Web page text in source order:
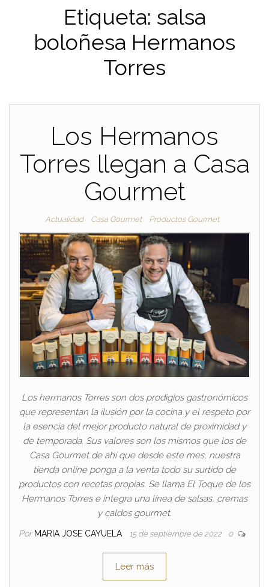
Etiqueta: salsa
boloñesa Hermanos
Torres
Los Hermanos
Torres llegan a Casa
Gourmet
Actualidad Casa Gourmet Productos Gourmet
Los hermanos Torres son dos prodigios gastronómicos
que representan la ilusión por la cocina y el respeto por
la esencia del mejor producto natural de proximidad y
de temporada. Sus valores son los mismos que los de
Casa Gourmet de ahí que desde este mes, nuestra
tienda online ponga a la venta todo su surtido de
productos con recetas propias. Se llama El Toque de los
Hermanos Torres e integra una línea de salsas, cremas
y caldos gourmet.
Por MARIA JOSE CAYUELA 15 de septiembre de 2022 0
Leer más